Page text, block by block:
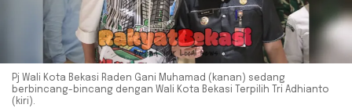
Pj Wali Kota Bekasi Raden Gani Muhamad (kanan) sedang
berbincang-bincang dengan Wali Kota Bekasi Terpilih Tri Adhianto
(kiri).